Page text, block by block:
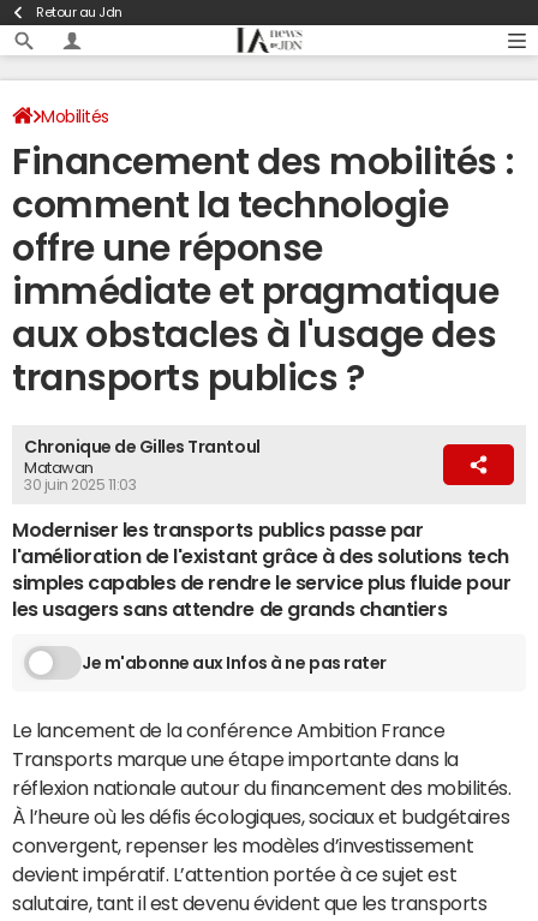
Retour au Jdn
Mobilités
Financement des mobilités :
comment la technologie
offre une réponse
immédiate et pragmatique
aux obstacles à l'usage des
transports publics ?
Chronique de Gilles Trantoul
Matawan
30 juin 2025 11:03
Moderniser les transports publics passe par
l'amélioration de l'existant grâce à des solutions tech
simples capables de rendre le service plus fluide pour
les usagers sans attendre de grands chantiers
Je m'abonne aux Infos à ne pas rater
Le lancement de la conférence Ambition France
Transports marque une étape importante dans la
réflexion nationale autour du financement des mobilités.
À l’heure où les défis écologiques, sociaux et budgétaires
convergent, repenser les modèles d’investissement
devient impératif. L’attention portée à ce sujet est
salutaire, tant il est devenu évident que les transports